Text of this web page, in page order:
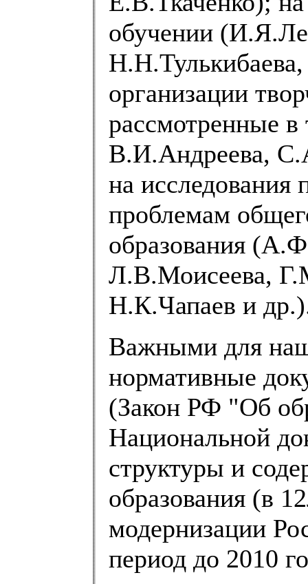
обучении
организации
рассмотренные
В.И.Андреева,
на
проблемам
образования
Л.В.Моисеева,
Н.К.Чапаев и
Важными для
нормативные
(Закон РФ "Об
Национальной
структуры и
образования (в
модернизации
период до 2010